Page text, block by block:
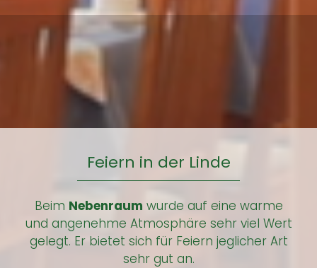
Feiern in der Linde
Beim Nebenraum wurde auf eine warme
und angenehme Atmosphäre sehr viel Wert
gelegt. Er bietet sich für Feiern jeglicher Art
sehr gut an.